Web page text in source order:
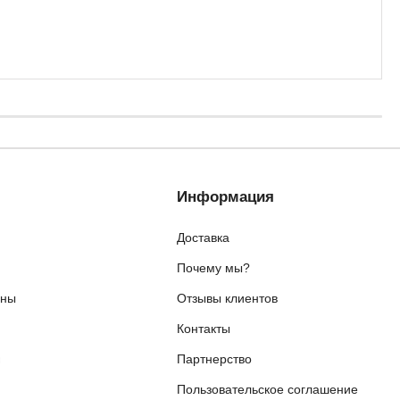
Информация
Доставка
Почему мы?
Отзывы клиентов
Контакты
Партнерство
Пользовательское соглашение